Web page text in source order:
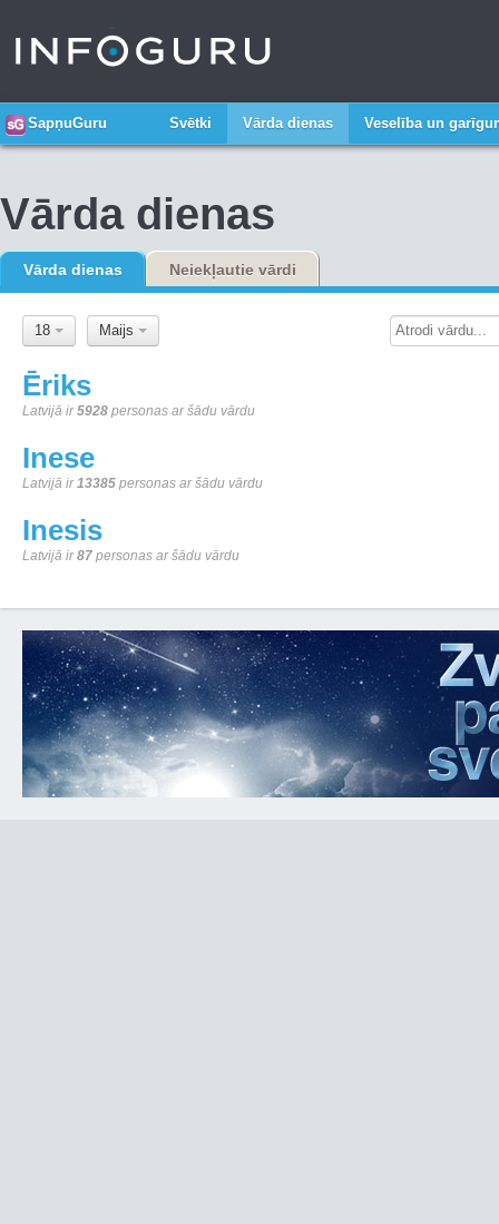
SapņuGuru Svētki Vārda dienas Veselība un
Vārda dienas
Vārda dienas Neiekļautie vārdi
18 Maijs
Ēriks
Latvijā ir5928 personas ar šādu vārdu
Inese
Latvijā ir13385 personas ar šādu vārdu
Inesis
Latvijā ir87 personas ar šādu vārdu